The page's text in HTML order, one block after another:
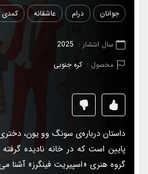
جوانان درام عاشقانه کمدی
سال انتشار : 2025
محصول : کره جنوبی
داستان درباره‌ی سونگ وو یون،
پایین است که در خانه نادیده
گروه هنری «اسپیریت فینگرز» آشنا